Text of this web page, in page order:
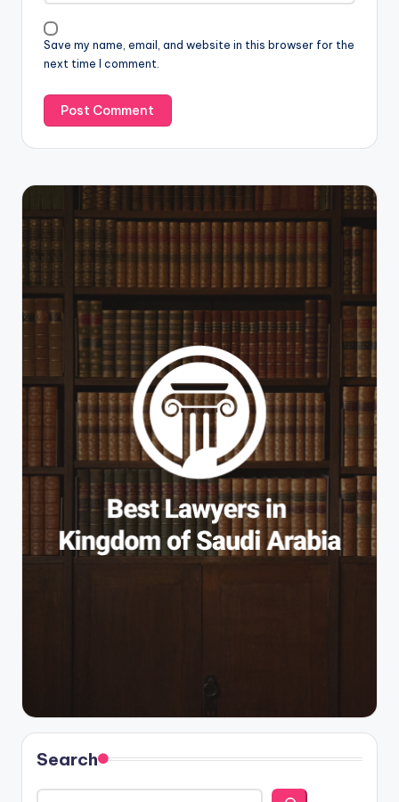
Save my name, email, and website in this browser for the
next time I comment.
Search